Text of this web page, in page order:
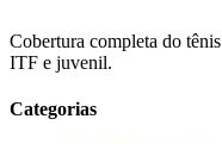
Cobertura completa do
ITF e juvenil.
Categorias